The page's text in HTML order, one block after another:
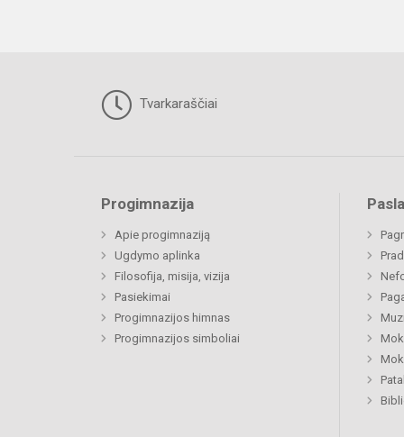
Tvarkaraščiai
Progimnazija
Apie progimnaziją
Ugdymo aplinka
Filosofija, misija, vizija
Pasiekimai
Progimnazijos himnas
Progimnazijos simboliai